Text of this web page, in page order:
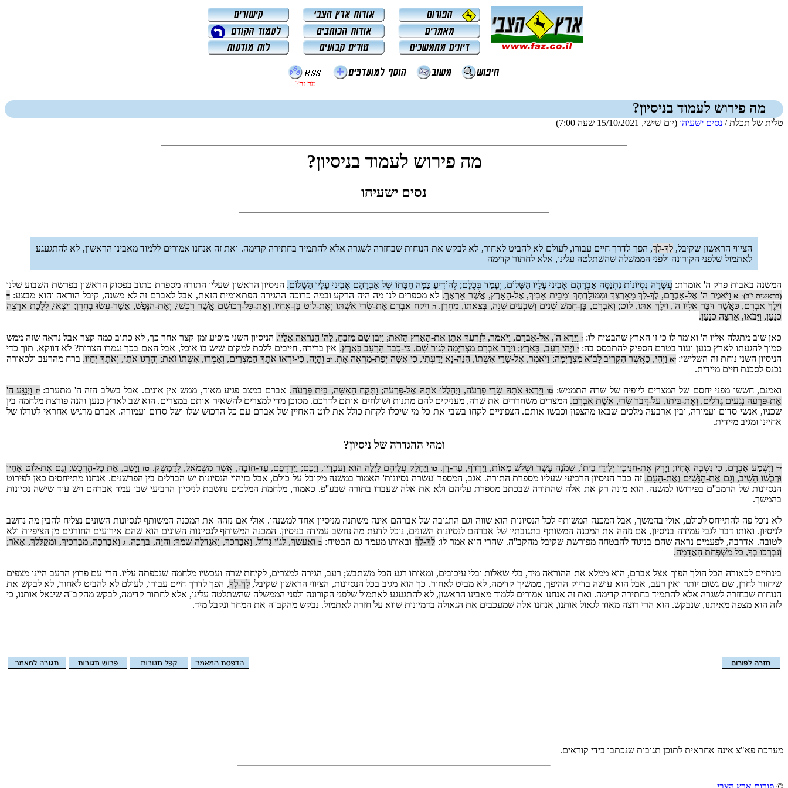
מה זה?
מה פירוש לעמוד בניסיון?
טלית של תכלת / נסים ישעיהו (יום שישי, 15/10/2021 שעה 7:00)
מה פירוש לעמוד בניסיון?
נסים ישעיהו
הציווי הראשון שקיבל, לֶךְ-לְךָ, הפך לדרך חיים עבורו, לעולם לא להביט לאחור, לא לבקש את הנוחות שבחזרה לשגרה אלא להתמיד בחתירה קדימה. ואת זה אנחנו אמורים ללמוד מאבינו הראשון, לא להתגעגע
לאתמול שלפני הקורונה ולפני הממשלה שהשתלטה עלינו, אלא לחתור קדימה
המשנה באבות פרק ה' אומרת: עֲשָׂרָה נִסְיוֹנוֹת נִתְנַסָּה אַבְרָהָם אָבִינוּ עָלָיו הַשָּׁלוֹם, וְעָמַד בְּכֻלָּם; לְהוֹדִיעַ כַּמָּה חִבָּתוֹ שֶׁל אַבְרָהָם אָבִינוּ עָלָיו הַשָּׁלוֹם. הניסיון הראשון שעליו התורה מספרת כתוב בפסוק הראשון בפרשת השבוע שלנו
(בראשית י''ב): אוַיֹּאמֶר ה' אֶל-אַבְרָם, לֶךְ-לְךָ מֵאַרְצְךָ וּמִמּוֹלַדְתְּךָ וּמִבֵּית אָבִיךָ, אֶל-הָאָרֶץ, אֲשֶׁר אַרְאֶךָּ. לא מספרים לנו מה היה הרקע ובמה כרוכה ההגירה הפתאומית הזאת, אבל לאברם זה לא משנה, קיבל הוראה והוא מבצע: ד
וַיֵּלֶךְ אַבְרָם, כַּאֲשֶׁר דִּבֶּר אֵלָיו ה', וַיֵּלֶךְ אִתּוֹ, לוֹט; וְאַבְרָם, בֶּן-חָמֵשׁ שָׁנִים וְשִׁבְעִים שָׁנָה, בְּצֵאתוֹ, מֵחָרָן.ה וַיִּקַּח אַבְרָם אֶת-שָׂרַי אִשְׁתּוֹ וְאֶת-לוֹט בֶּן-אָחִיו, וְאֶת-כָּל-רְכוּשָׁם אֲשֶׁר רָכָשׁוּ, וְאֶת-הַנֶּפֶשׁ, אֲשֶׁר-עָשׂוּ בְחָרָן; וַיֵּצְאוּ, לָלֶכֶת אַרְצָה
כְּנַעַן, וַיָּבֹאוּ, אַרְצָה כְּנָעַן.
כאן שוב מתגלה אליו ה' ואומר לו כי זו הארץ שהבטיח לו: זוַיֵּרָא ה', אֶל-אַבְרָם, וַיֹּאמֶר, לְזַרְעֲךָ אֶתֵּן אֶת-הָאָרֶץ הַזֹּאת; וַיִּבֶן שָׁם מִזְבֵּחַ, לַה' הַנִּרְאֶה אֵלָיו. הניסיון השני מופיע זמן קצר אחר כך, לא כתוב כמה קצר אבל נראה שזה ממש
סמוך להגעתו לארץ כנען ועוד בטרם הספיק להתבסס בה: יוַיְהִי רָעָב, בָּאָרֶץ; וַיֵּרֶד אַבְרָם מִצְרַיְמָה לָגוּר שָׁם, כִּי-כָבֵד הָרָעָב בָּאָרֶץ. אין ברירה, חייבים ללכת למקום שיש בו אוכל, אבל האם בכך נגמרו הצרות? לא דווקא, תוך כדי
הניסיון השני נוחת זה השלישי: יאוַיְהִי, כַּאֲשֶׁר הִקְרִיב לָבוֹא מִצְרָיְמָה; וַיֹּאמֶר, אֶל-שָׂרַי אִשְׁתּוֹ, הִנֵּה-נָא יָדַעְתִּי, כִּי אִשָּׁה יְפַת-מַרְאֶה אָתְּ. יבוְהָיָה, כִּי-יִרְאוּ אֹתָךְ הַמִּצְרִים, וְאָמְרוּ, אִשְׁתּוֹ זֹאת; וְהָרְגוּ אֹתִי, וְאֹתָךְ יְחַיּוּ. ברח מהרעב ולכאורה
נכנס לסכנת חיים מיידית.
ואמנם, חששו מפני יחסם של המצרים ליופיה של שרה התממש:טו וַיִּרְאוּ אֹתָהּ שָׂרֵי פַרְעֹה, וַיְהַלְלוּ אֹתָהּ אֶל-פַּרְעֹה; וַתֻּקַּח הָאִשָּׁה, בֵּית פַּרְעֹה. אברם במצב פגיע מאוד, ממש אין אונים. אבל בשלב הזה ה' מתערב:יז וַיְנַגַּע ה'
אֶת-פַּרְעֹה נְגָעִים גְּדֹלִים, וְאֶת-בֵּיתוֹ, עַל-דְּבַר שָׂרַי, אֵשֶׁת אַבְרָם. המצרים משחררים את שרה, מעניקים להם מתנות ושולחים אותם לדרכם. מסוכן מדי למצרים להשאיר אותם במצרים. הוא שב לארץ כנען והנה פורצת מלחמה בין
שכניו, אנשי סדום ועמורה, ובין ארבעה מלכים שבאו מהצפון וכבשו אותם. הצפוניים לקחו בשבי את כל מי שיכלו לקחת כולל את לוט האחיין של אברם עם כל הרכוש שלו ושל סדום ועמורה. אברם מרגיש אחראי לגורלו של
אחיינו ומגיב מיידית.
ומהי ההגדרה של ניסיון?
ידוַיִּשְׁמַע אַבְרָם, כִּי נִשְׁבָּה אָחִיו; וַיָּרֶק אֶת-חֲנִיכָיו יְלִידֵי בֵיתוֹ, שְׁמֹנָה עָשָׂר וּשְׁלֹשׁ מֵאוֹת, וַיִּרְדֹּף, עַד-דָּן. טווַיֵּחָלֵק עֲלֵיהֶם לַיְלָה הוּא וַעֲבָדָיו, וַיַּכֵּם; וַיִּרְדְּפֵם, עַד-חוֹבָה, אֲשֶׁר מִשְּׂמֹאל, לְדַמָּשֶׂק. טזוַיָּשֶׁב, אֵת כָּל-הָרְכֻשׁ; וְגַם אֶת-לוֹט אָחִיו
וּרְכֻשׁוֹ הֵשִׁיב, וְגַם אֶת-הַנָּשִׁים וְאֶת-הָעָם. זה כבר הניסיון הרביעי שעליו מספרת התורה. אגב, המספר 'עשרה נסיונות' האמור במשנה מקובל על כולם, אבל בזיהוי הנסיונות יש הבדלים בין הפרשנים. אנחנו מתייחסים כאן לפירוט
הנסיונות של הרמב''ם בפירושו למשנה. הוא מונה רק את אלה שהתורה שבכתב מספרת עליהם ולא את אלה שעברו בתורה שבע''פ. כאמור, מלחמת המלכים נחשבת לניסיון הרביעי שבו עמד אברהם ויש עוד שישה נסיונות
בהמשך.
לא נוכל פה להתייחס לכולם, אולי בהמשך, אבל המכנה המשותף לכל הנסיונות הוא שווה וגם התגובה של אברהם אינה משתנה מניסיון אחד למשנהו. אולי אם נזהה את המכנה המשותף לנסיונות השונים נצליח להבין מה נחשב
לניסיון. ואותו דבר לגבי עמידה בניסיון, אם נזהה את המכנה המשותף בתגובתיו של אברהם לנסיונות השונים, נוכל לדעת מה נחשב עמידה בניסיון. המכנה המשותף לנסיונות השונים הוא שהם אירועים החורגים מן הציפיות ולא
לטובה. אדרבה, לפעמים נראה שהם בניגוד להבטחה מפורשת שקיבל מהקב''ה. שהרי הוא אמר לו: לֶךְ-לְךָובאותו מעמד גם הבטיח: בוְאֶעֶשְׂךָ, לְגוֹי גָּדוֹל, וַאֲבָרֶכְךָ, וַאֲגַדְּלָה שְׁמֶךָ; וֶהְיֵה, בְּרָכָה. גוַאֲבָרְכָה, מְבָרְכֶיךָ, וּמְקַלֶּלְךָ, אָאֹר;
וְנִבְרְכוּ בְךָ, כֹּל מִשְׁפְּחֹת הָאֲדָמָה.
בינתיים לכאורה הכל הולך הפוך אצל אברם, הוא ממלא את ההוראה מיד, בלי שאלות ובלי עיכובים, ומאותו רגע הכל משתבש; רעב, הגירה למצרים, לקיחת שרה ועכשיו מלחמה שנכפתה עליו. הרי עם פרוץ הרעב היינו מצפים
שיחזור לחרן, שם גשום יותר ואין רעב, אבל הוא עושה בדיוק ההיפך, ממשיך קדימה, לא מביט לאחור. כך הוא מגיב בכל הנסיונות, הציווי הראשון שקיבל,לֶךְ-לְךָ, הפך לדרך חיים עבורו, לעולם לא להביט לאחור, לא לבקש את
הנוחות שבחזרה לשגרה אלא להתמיד בחתירה קדימה. ואת זה אנחנו אמורים ללמוד מאבינו הראשון, לא להתגעגע לאתמול שלפני הקורונה ולפני הממשלה שהשתלטה עלינו, אלא לחתור קדימה, לבקש מהקב''ה שיגאל אותנו, כי
לזה הוא מצפה מאיתנו, שנבקש. הוא הרי רוצה מאוד לגאול אותנו, אנחנו אלה שמעכבים את הגאולה בדמיונות שווא על חזרה לאתמול. נבקש מהקב''ה את המחר ונקבל מיד.
מערכת פא"צ אינה אחראית לתוכן תגובות שנכתבו בידי קוראים.